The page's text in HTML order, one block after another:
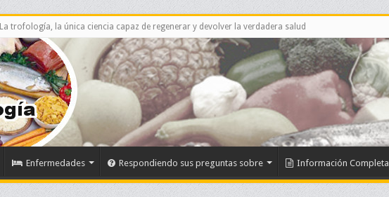
La trofología, la única ciencia capaz de regenerar y devolver la verdadera salud
Enfermedades Respondiendo sus preguntas sobre Información Completa